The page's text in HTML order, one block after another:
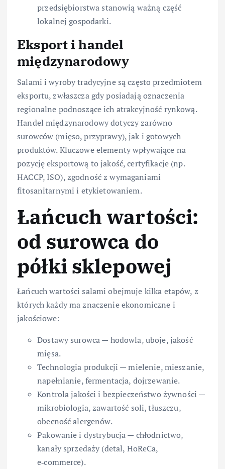
przedsiębiorstwa stanowią ważną część
lokalnej gospodarki.
Eksport i handel
międzynarodowy
Salami i wyroby tradycyjne są często przedmiotem
eksportu, zwłaszcza gdy posiadają oznaczenia
regionalne podnoszące ich atrakcyjność rynkową.
Handel międzynarodowy dotyczy zarówno
surowców (mięso, przyprawy), jak i gotowych
produktów. Kluczowe elementy wpływające na
pozycję eksportową to jakość, certyfikacje (np.
HACCP, ISO), zgodność z wymaganiami
fitosanitarnymi i etykietowaniem.
Łańcuch wartości:
od surowca do
półki sklepowej
Łańcuch wartości salami obejmuje kilka etapów, z
których każdy ma znaczenie ekonomiczne i
jakościowe:
Dostawy surowca — hodowla, uboje, jakość
mięsa.
Technologia produkcji — mielenie, mieszanie,
napełnianie, fermentacja, dojrzewanie.
Kontrola jakości i bezpieczeństwo żywności —
mikrobiologia, zawartość soli, tłuszczu,
obecność alergenów.
Pakowanie i dystrybucja — chłodnictwo,
kanały sprzedaży (detal, HoReCa,
e‑commerce).